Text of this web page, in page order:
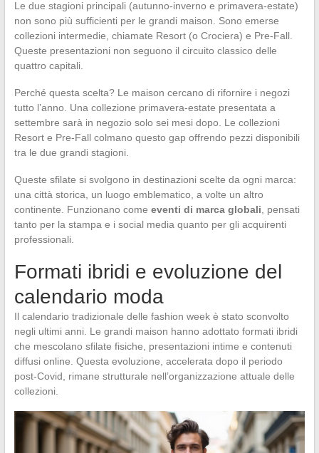
Le due stagioni principali (autunno-inverno e primavera-estate)
non sono più sufficienti per le grandi maison. Sono emerse
collezioni intermedie, chiamate Resort (o Crociera) e Pre-Fall.
Queste presentazioni non seguono il circuito classico delle
quattro capitali.
Perché questa scelta? Le maison cercano di rifornire i negozi
tutto l’anno. Una collezione primavera-estate presentata a
settembre sarà in negozio solo sei mesi dopo. Le collezioni
Resort e Pre-Fall colmano questo gap offrendo pezzi disponibili
tra le due grandi stagioni.
Queste sfilate si svolgono in destinazioni scelte da ogni marca:
una città storica, un luogo emblematico, a volte un altro
continente. Funzionano come eventi di marca globali , pensati
tanto per la stampa e i social media quanto per gli acquirenti
professionali.
Formati ibridi e evoluzione del
calendario moda
Il calendario tradizionale delle fashion week è stato sconvolto
negli ultimi anni. Le grandi maison hanno adottato formati ibridi
che mescolano sfilate fisiche, presentazioni intime e contenuti
diffusi online. Questa evoluzione, accelerata dopo il periodo
post-Covid, rimane strutturale nell’organizzazione attuale delle
collezioni.